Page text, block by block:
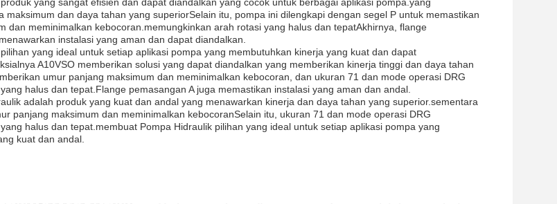
maksimum dan daya tahan yang superiorSelain itu, pompa ini dilengkapi dengan segel P untuk memastikan
dan meminimalkan kebocoran.memungkinkan arah rotasi yang halus dan tepatAkhirnya, flange
instalasi yang aman dan dapat diandalkan.
yang ideal untuk setiap aplikasi pompa yang membutuhkan kinerja yang kuat dan dapat
A10VSO memberikan solusi yang dapat diandalkan yang memberikan kinerja tinggi dan daya tahan
umur panjang maksimum dan meminimalkan kebocoran, dan ukuran 71 dan mode operasi DRG
halus dan tepat.Flange pemasangan A juga memastikan instalasi yang aman dan andal.
adalah produk yang kuat dan andal yang menawarkan kinerja dan daya tahan yang superior.sementara
panjang maksimum dan meminimalkan kebocoranSelain itu, ukuran 71 dan mode operasi DRG
halus dan tepat.membuat Pompa Hidraulik pilihan yang ideal untuk setiap aplikasi pompa yang
kuat dan andal.